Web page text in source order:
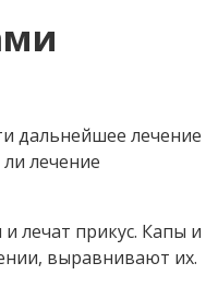
дальнейшее лечение
лечение
лечат прикус. Капы и
выравнивают их.